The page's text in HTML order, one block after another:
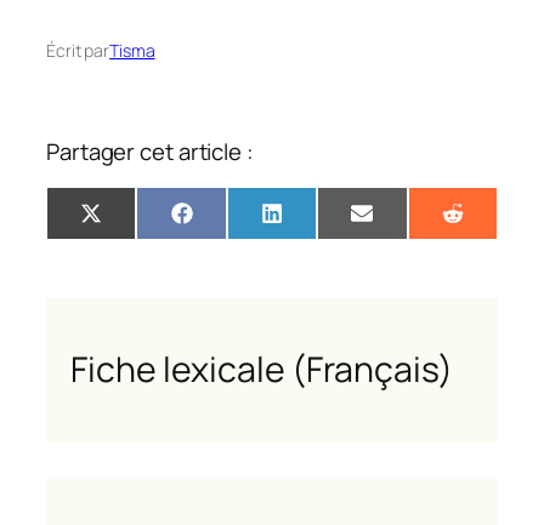
Écrit parTisma
Partager cet article :
Share
on
X
(Twitter)
Share
on
FacebookShare
on
LinkedInShare
on
Email Share
on
Reddit
Fiche lexicale (Français)